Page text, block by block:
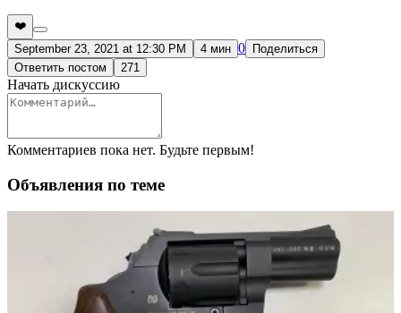
❤️
September 23, 2021 at 12:30 PM
4 мин 0
Поделиться
Ответить постом
271
Начать дискуссию
Комментариев пока нет. Будьте первым!
Объявления по теме